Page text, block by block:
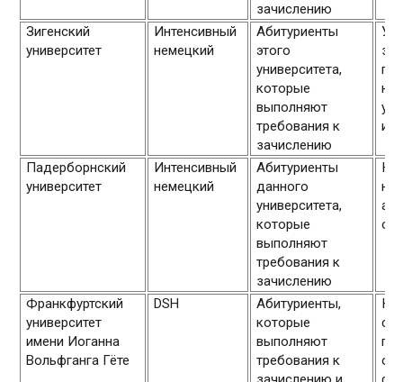
зачислению
Зигенский
университет
Интенсивный
немецкий
Абитуриенты
этого
университета,
которые
выполняют
требования к
зачислению
Падерборнский
университет
Интенсивный
немецкий
Абитуриенты
данного
университета,
которые
выполняют
требования к
зачислению
Франкфуртский
университет
имени Иоганна
Вольфганга Гёте
DSH
Абитуриенты,
которые
выполняют
требования к
с
по